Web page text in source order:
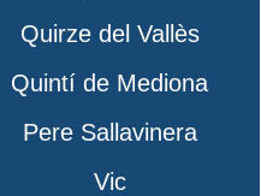
Quirze del Vallès
Quintí de Mediona
Pere Sallavinera
Vic